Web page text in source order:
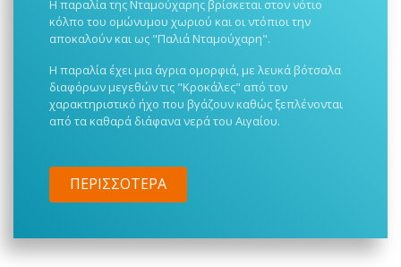
Η παραλία της Νταμούχαρης βρίσκεται στον νότιο
κόλπο του ομώνυμου χωριού και οι ντόπιοι την
αποκαλούν και ως "Παλιά Νταμούχαρη".
Η παραλία έχει μια άγρια ομορφιά, με λευκά βότσαλα
διαφόρων μεγεθών τις "Κροκάλες" από τον
χαρακτηριστικό ήχο που βγάζουν καθώς ξεπλένονται
από τα καθαρά διάφανα νερά του Αιγαίου.
ΠΕΡΙΣΣΌΤΕΡΑ